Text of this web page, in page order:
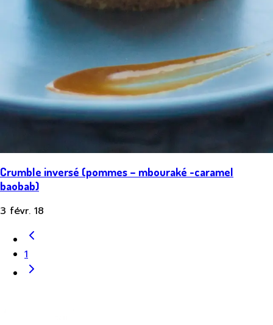
Crumble inversé (pommes – mbouraké -caramel
baobab)
3 févr. 18
1